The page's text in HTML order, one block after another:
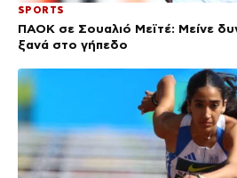
SPORTS
ΠΑΟΚ σε Σουαλιό Μεϊτέ: Μείνε
ξανά στο γήπεδο